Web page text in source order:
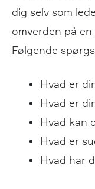
dig selv som
omverden på
Følgende
Hvad er
Hvad er
Hvad kan
Hvad er
Hvad har